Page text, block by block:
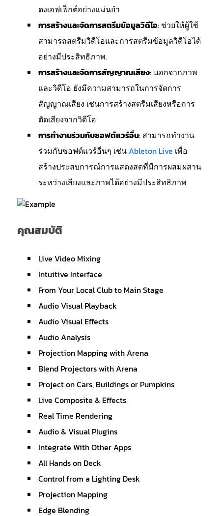
ดงเอฟเฟ็กต์อย่างแม่นยำ
การสร้างและจัดการสตรีมข้อมูลวิดีโอ: ช่วยให้ผู้ใช้
สามารถสตรีมวิดีโอและการสตรีมข้อมูลวิดีโอได้
อย่างมีประสิทธิภาพ.
การสร้างและจัดการสัญญาณเสียง: นอกจากภาพ
และวิดีโอ ยังมีความสามารถในการจัดการ
สัญญาณเสียง เช่นการสร้างสตรีมเสียงหรือการ
ตัดเสียงจากวิดีโอ
การทำงานร่วมกับซอฟต์แวร์อื่น: สามารถทำงาน
ร่วมกับซอฟต์แวร์อื่นๆ เช่นAbleton Live เพื่อ
สร้างประสบการณ์การแสดงสดที่มีการผสมผสาน
ระหว่างเสียงและภาพได้อย่างมีประสิทธิภาพ
คุณสมบัติ
Live Video Mixing
Intuitive Interface
From Your Local Club to Main Stage
Audio Visual Playback
Audio Visual Effects
Audio Analysis
Projection Mapping with Arena
Blend Projectors with Arena
Project on Cars, Buildings or Pumpkins
Live Composite & Effects
Real Time Rendering
Audio & Visual Plugins
Integrate With Other Apps
All Hands on Deck
Control from a Lighting Desk
Projection Mapping
Edge Blending